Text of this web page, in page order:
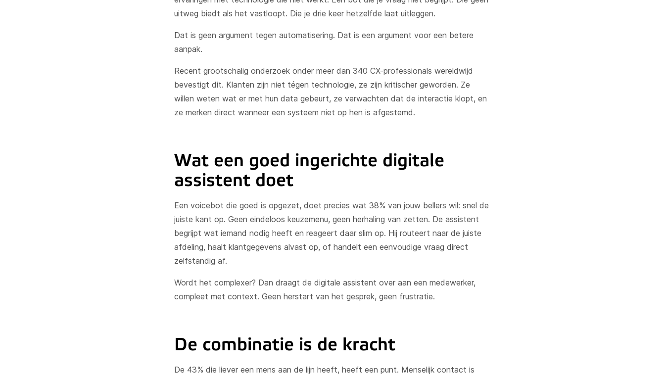
uitweg biedt als het vastloopt. Die je drie keer hetzelfde laat uitleggen.
Dat is geen argument tegen automatisering. Dat is een argument voor een betere
aanpak.
Recent grootschalig onderzoek onder meer dan 340 CX-professionals wereldwijd
bevestigt dit. Klanten zijn niet tégen technologie, ze zijn kritischer geworden. Ze
willen weten wat er met hun data gebeurt, ze verwachten dat de interactie klopt, en
ze merken direct wanneer een systeem niet op hen is afgestemd.
Wat een goed ingerichte digitale
assistent doet
Een voicebot die goed is opgezet, doet precies wat 38% van jouw bellers wil: snel de
juiste kant op. Geen eindeloos keuzemenu, geen herhaling van zetten. De assistent
begrijpt wat iemand nodig heeft en reageert daar slim op. Hij routeert naar de juiste
afdeling, haalt klantgegevens alvast op, of handelt een eenvoudige vraag direct
zelfstandig af.
Wordt het complexer? Dan draagt de digitale assistent over aan een medewerker,
compleet met context. Geen herstart van het gesprek, geen frustratie.
De combinatie is de kracht
De 43% die liever een mens aan de lijn heeft, heeft een punt. Menselijk contact is